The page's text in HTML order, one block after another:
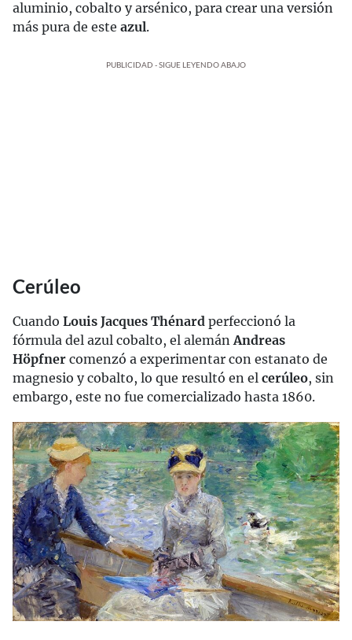
aluminio, cobalto y arsénico, para crear una versión
más pura de este azul.
PUBLICIDAD - SIGUE LEYENDO ABAJO
Cerúleo
Cuando Louis Jacques Thénard perfeccionó la
fórmula del azul cobalto, el alemán Andreas
Höpfner comenzó a experimentar con estanato de
magnesio y cobalto, lo que resultó en el cerúleo, sin
embargo, este no fue comercializado hasta 1860.